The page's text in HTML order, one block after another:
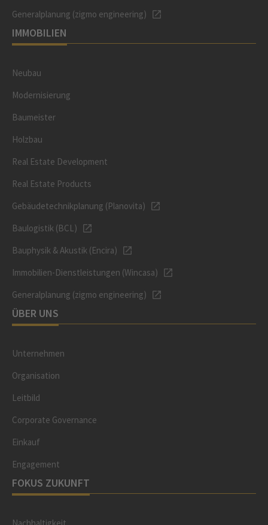
Generalplanung (zigmo engineering)
IMMOBILIEN
Neubau
Modernisierung
Baumeister
Holzbau
Real Estate Development
Real Estate Products
Gebäudetechnikplanung (Planovita)
Baulogistik (BCL)
Bauphysik & Akustik (Encira)
Immobilien-Dienstleistungen (Wincasa)
Generalplanung (zigmo engineering)
ÜBER UNS
Unternehmen
Organisation
Leitbild
Corporate Governance
Einkauf
Engagement
FOKUS ZUKUNFT